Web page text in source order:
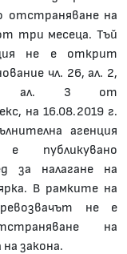
отстраняване на
три месеца. Тъй
не е открит
чл. 26, ал. 2,
ал. 3 от
на 16.08.2019 г.
агенция
е публикувано
за налагане на
В рамките на
не е
на
закона.